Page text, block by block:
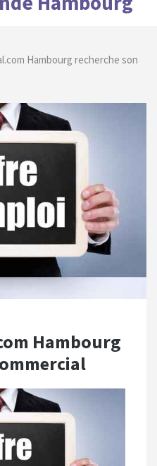
Hambourg recherche son
Hambourg